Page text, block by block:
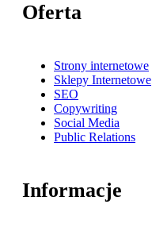
Oferta
Strony internetowe
Sklepy Internetowe
SEO
Copywriting
Social Media
Public Relations
Informacje